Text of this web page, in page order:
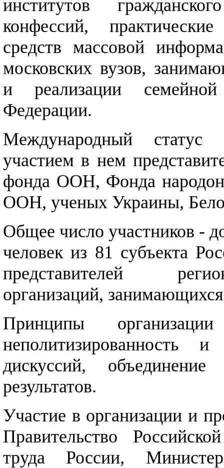
институтов
конфессий,
средств массовой
московских вузов,
и реализации
Федерации.
Международный статус
участием в нем
фонда ООН, Фонда
ООН, ученых Украины,
Общее число участников -
человек из 81 субъекта
представителей
организаций,
Принципы
неполитизированность
дискуссий,
результатов.
Участие в организации и
Правительство
труда России,